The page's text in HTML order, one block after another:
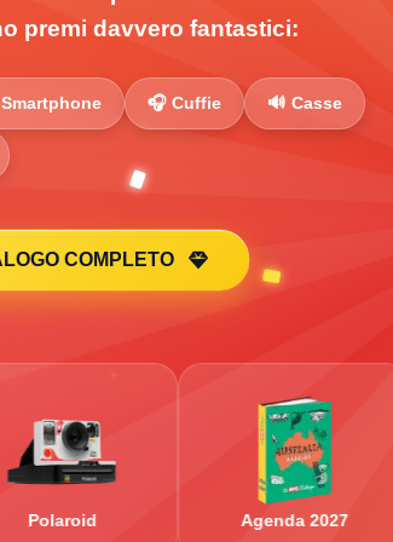
premi davvero fantastici:
Smartphone 🎧 Cuffie 🔊 Casse
COMPLETO
Agenda 2027